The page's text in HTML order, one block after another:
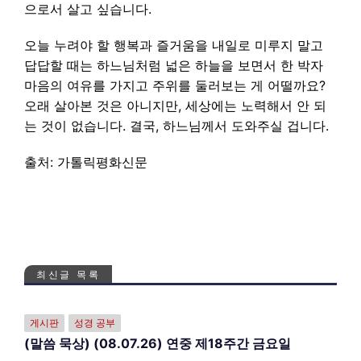
으로서 살고 싶습니다.
오늘 누려야 할 행복과 즐거움을 내일로 미루지 말고
답답할 때는 하느님처럼 넓은 하늘을 보면서 한 박자
마음의 여유를 가지고 주위를 둘러보는 게 어떨까요?
오래 살아본 것은 아니지만, 세상에는 노력해서 안 되
는 것이 없습니다. 결국, 하느님께서 도와주실 겁니다.
출처: 가톨릭평화신문
최신글 목록
게시판 성경 공부
(말씀 묵상) (08.07.26) 연중 제18주간 금요일